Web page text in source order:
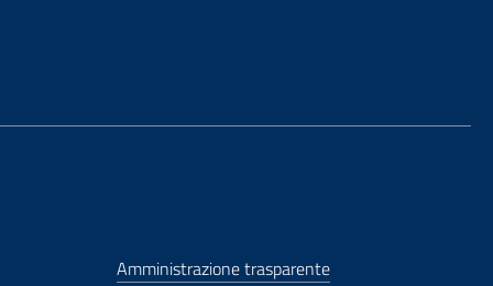
Amministrazione trasparente